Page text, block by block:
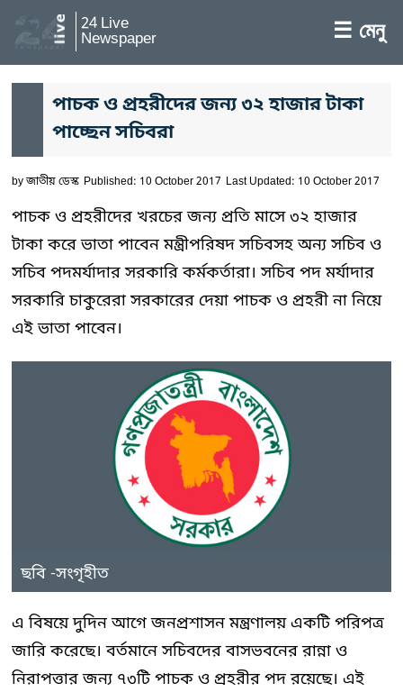
24 Live
Newspaper ☰ মেনু
পাচক ও প্রহরীদের জন্য ৩২ হাজার টাকা
পাচ্ছেন সচিবরা
byজাতীয় ডেস্ক Published: 10 October 2017 Last Updated: 10 October 2017
পাচক ও প্রহরীদের খরচের জন্য প্রতি মাসে ৩২ হাজার
টাকা করে ভাতা পাবেন মন্ত্রীপরিষদ সচিবসহ অন্য সচিব ও
সচিব পদমর্যাদার সরকারি কর্মকর্তারা। সচিব পদ মর্যাদার
সরকারি চাকুরেরা সরকারের দেয়া পাচক ও প্রহরী না নিয়ে
এই ভাতা পাবেন।
ছবি -সংগৃহীত
এ বিষয়ে দুদিন আগে জনপ্রশাসন মন্ত্রণালয় একটি পরিপত্র
জারি করেছে। বর্তমানে সচিবদের বাসভবনের রান্না ও
নিরাপত্তার জন্য ৭৩টি পাচক ও প্রহরীর পদ রয়েছে। এই